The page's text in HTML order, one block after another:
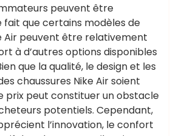
peuvent être
fait que certains modèles de
Air peuvent être relativement
à d’autres options disponibles
que la qualité, le design et les
chaussures Nike Air soient
prix peut constituer un obstacle
potentiels. Cependant,
l’innovation, le confort